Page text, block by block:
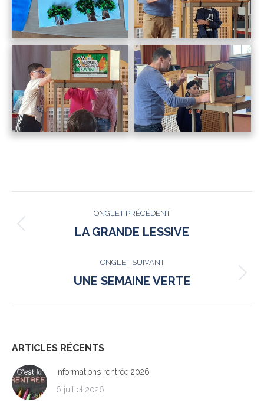
DE
COMMENTAIRE
ONGLET PRÉCÉDENT
Onglet
LA GRANDE LESSIVE
ONGLET SUIVANT
Onglet
UNE SEMAINE VERTE
ARTICLES RÉCENTS
Informations rentrée 2026
6 juillet 2026